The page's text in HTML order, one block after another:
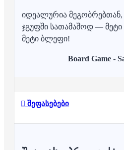
იდეალურია
ჯგუფში სათამაშოდ —
მეტი ბლეფი!
Board Game -
შეფასებები